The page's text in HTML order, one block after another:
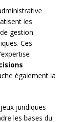
les
gestion
Ces
également la
juridiques
les bases du